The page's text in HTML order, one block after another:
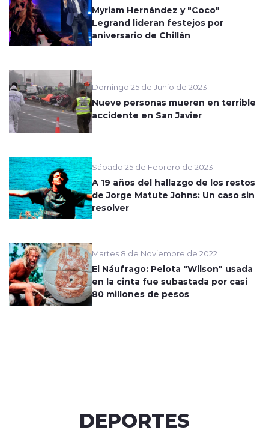
Myriam Hernández y "Coco"
Legrand lideran festejos por
aniversario de Chillán
Domingo 25 de Junio de 2023
Nueve personas mueren en terrible
accidente en San Javier
Sábado 25 de Febrero de 2023
A 19 años del hallazgo de los restos
de Jorge Matute Johns: Un caso sin
resolver
Martes 8 de Noviembre de 2022
El Náufrago: Pelota "Wilson" usada
en la cinta fue subastada por casi
80 millones de pesos
DEPORTES